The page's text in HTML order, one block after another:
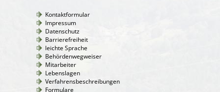
Kontaktformular
Impressum
Datenschutz
Barrierefreiheit
leichte Sprache
Behördenwegweiser
Mitarbeiter
Lebenslagen
Verfahrensbeschreibungen
Formulare